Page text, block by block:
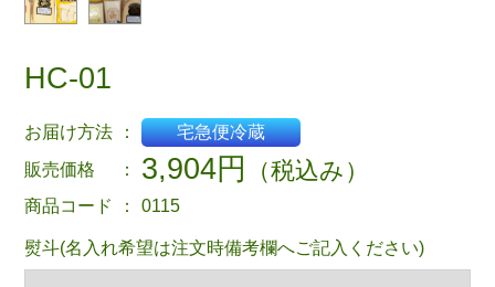
HC-01
お届け方法 ：
宅急便冷蔵
販売価格
： 3,904円 （税込み）
商品コード ： 0115
熨斗(名入れ希望は注文時備考欄へご記入ください)